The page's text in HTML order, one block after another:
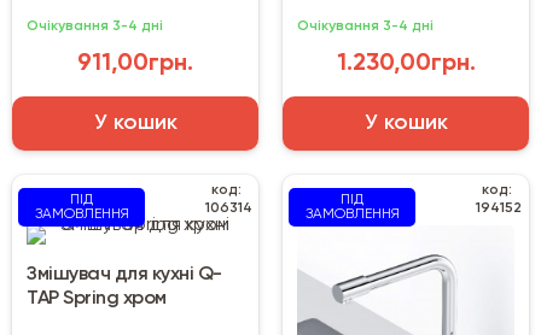
Очікування 3-4 дні
911,00грн.
У кошик
Очікування 3-4 дні
1.230,00грн.
У кошик
ПІД
ЗАМОВЛЕННЯ
код:
106314
Змішувач для кухні Q-
TAP Spring хром
ПІД
ЗАМОВЛЕННЯ
код:
194152